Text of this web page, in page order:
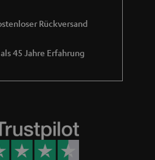
Rückversand
45 Jahre Erfahrung